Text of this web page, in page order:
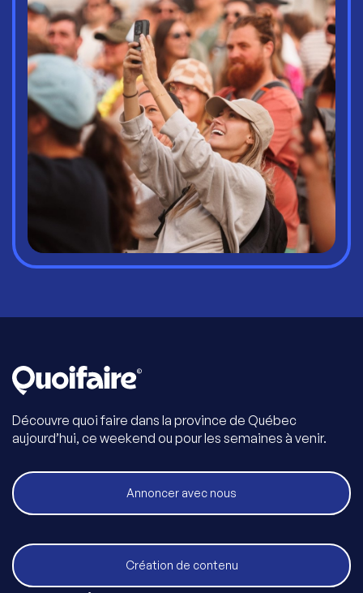
Découvre quoi faire dans la province de Québec
aujourd’hui, ce weekend ou pour les semaines à venir.
Annoncer avec nous
Création de contenu